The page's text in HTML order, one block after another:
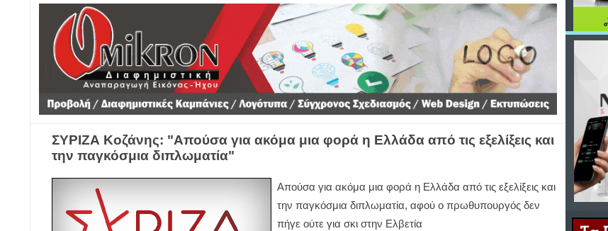
ΣΥΡΙΖΑ Κοζάνης: "Απούσα για ακόμα μια φορά η Ελλάδα από τις εξελίξεις και
την παγκόσμια διπλωματία"
Απούσα για ακόμα μια φορά η Ελλάδα από τις εξελίξεις και
την παγκόσμια διπλωματία, αφού ο πρωθυπουργός δεν
πήγε ούτε για σκι στην Ελβετία